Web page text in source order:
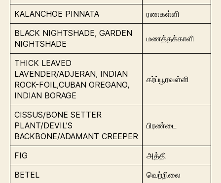
KALANCHOE PINNATA
ரணகள்ளி
BLACK NIGHTSHADE, GARDEN
NIGHTSHADE
மணத்தக்காளி
THICK LEAVED
LAVENDER/ADJERAN, INDIAN
ROCK-FOIL,CUBAN OREGANO,
INDIAN BORAGE
கர்ப்பூரவள்ளி
CISSUS/BONE SETTER
PLANT/DEVIL’S
BACKBONE/ADAMANT CREEPER
பிரண்டை
FIG
அத்தி
BETEL
வெற்றிலை